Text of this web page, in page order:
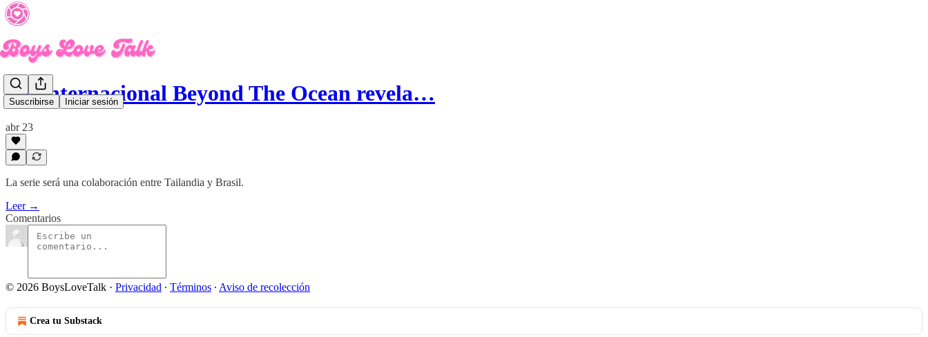
Suscribirse Iniciar sesión
GL internacional Beyond The Ocean revela…
abr 23
La serie será una colaboración entre Tailandia y Brasil.
Leer →
Comentarios
© 2026 BoysLoveTalk · Privacidad ∙ Términos ∙ Aviso de recolección
Crea tu Substack